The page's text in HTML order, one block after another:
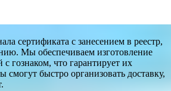
сертификата с занесением в реестр,
Мы обеспечиваем изготовление
гознаком, что гарантирует их
смогут быстро организовать доставку,